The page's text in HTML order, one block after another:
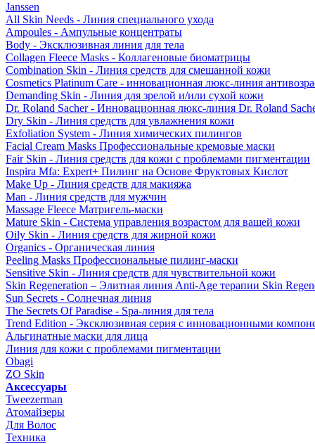
Janssen
All Skin Needs - Линия специального ухода
Ampoules - Ампульные концентраты
Body - Эксклюзивная линия для тела
Collagen Fleece Masks - Коллагеновые биоматрицы
Combination Skin - Линия средств для смешанной кожи
Cosmetics Platinum Care - инновационная люкс-линия
Demanding Skin - Линия для зрелой и/или сухой кожи
Dr. Roland Sacher - Инновационная люкс-линия Dr. Roland
Dry Skin - Линия средств для увлажнения кожи
Exfoliation System - Линия химических пилингов
Facial Cream Masks Профессиональные кремовые маски
Fair Skin - Линия средств для кожи с проблемами пигментации
Inspira Mfa: Expert+ Пилинг на Основе Фруктовых Кислот
Make Up - Линия средств для макияжа
Man - Линия средств для мужчин
Massage Fleece Матригель-маски
Mature Skin - Система управления возрастом для вашей кожи
Oily Skin - Линия средств для жирной кожи
Organics - Органическая линия
Peeling Masks Профессиональные пилинг-маски
Sensitive Skin - Линия средств для чувствительной кожи
Skin Regeneration – Элитная линия Anti-Age терапии Skin
Sun Secrets - Солнечная линия
The Secrets Of Paradise - Spa-линия для тела
Trend Edition - Эксклюзивная серия с инновационными
Альгинатные маски для лица
Линия для кожи с проблемами пигментации
Obagi
ZO Skin
Aксессуары
Tweezerman
Атомайзеры
Для Волос
Техника